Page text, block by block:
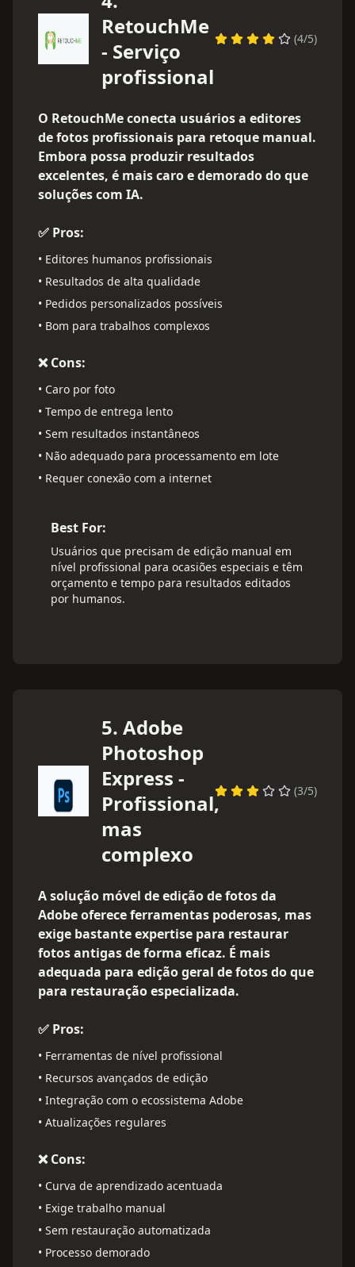
RetouchMe
- Serviço
profissional
(4/5)
O RetouchMe conecta usuários a editores
de fotos profissionais para retoque manual.
Embora possa produzir resultados
excelentes, é mais caro e demorado do que
soluções com IA.
✅ Pros:
• Editores humanos profissionais
• Resultados de alta qualidade
• Pedidos personalizados possíveis
• Bom para trabalhos complexos
❌ Cons:
• Caro por foto
• Tempo de entrega lento
• Sem resultados instantâneos
• Não adequado para processamento em lote
• Requer conexão com a internet
Best For:
Usuários que precisam de edição manual em
nível profissional para ocasiões especiais e têm
orçamento e tempo para resultados editados
por humanos.
5. Adobe
Photoshop
Express -
Profissional,
mas
complexo
(3/5)
A solução móvel de edição de fotos da
Adobe oferece ferramentas poderosas, mas
exige bastante expertise para restaurar
fotos antigas de forma eficaz. É mais
adequada para edição geral de fotos do que
para restauração especializada.
✅ Pros:
• Ferramentas de nível profissional
• Recursos avançados de edição
• Integração com o ecossistema Adobe
• Atualizações regulares
❌ Cons:
• Curva de aprendizado acentuada
• Exige trabalho manual
• Sem restauração automatizada
• Processo demorado